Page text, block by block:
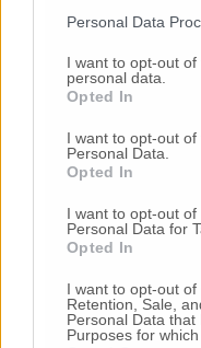
Personal Data
I want to opt-out
personal data.
Opted In
I want to opt-out
Personal Data.
Opted In
I want to opt-out
Personal Data for
Opted In
I want to opt-out of
Retention, Sale,
Personal Data
Purposes for
24 Lug-Bimbi
orrore all’asilo,
-Luigia
prima la lite, poi la
coltellate.Fermato il
(Foto-Video)